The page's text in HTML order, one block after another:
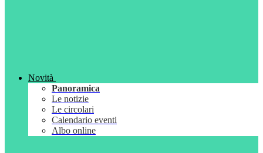
Novità
Panoramica
Le notizie
Le circolari
Calendario eventi
Albo online